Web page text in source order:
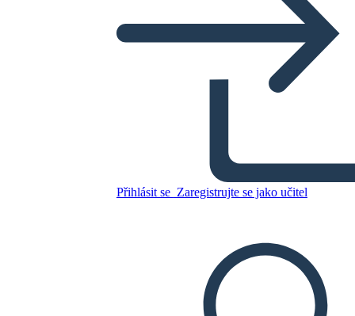
Přihlásit se Zaregistrujte se jako učitel
Zkopírujte tento scénář
PŘEHRÁT PREZENTACI
PŘEČTI MI